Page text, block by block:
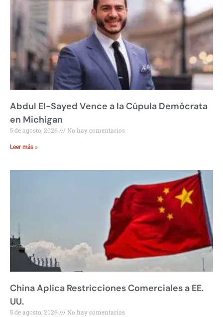
Abdul El-Sayed Vence a la Cúpula Demócrata
en Michigan
5 de agosto, 2026 No hay comentarios
Leer más »
China Aplica Restricciones Comerciales a EE.
UU.
5 de agosto, 2026 No hay comentarios